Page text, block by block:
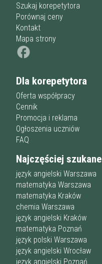
Szukaj korepetytora
Porównaj ceny
Kontakt
Mapa strony
Dla korepetytora
Oferta współpracy
Cennik
Promocja i reklama
Ogłoszenia uczniów
FAQ
Najczęściej szukane
język angielski Warszawa
matematyka Warszawa
matematyka Kraków
chemia Warszawa
język angielski Kraków
matematyka Poznań
język polski Warszawa
język angielski Wrocław
język angielski Poznań